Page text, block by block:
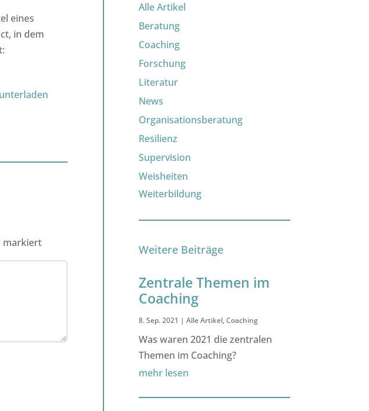
eines
in dem
markiert
Alle Artikel
Beratung
Coaching
Forschung
Literatur
News
Organisationsberatung
Resilienz
Supervision
Weisheiten
Weiterbildung
Weitere Beiträge
Zentrale Themen im
Coaching
8. Sep. 2021 | Alle Artikel,Coaching
Was waren 2021 die zentralen
Themen im Coaching?
mehr lesen